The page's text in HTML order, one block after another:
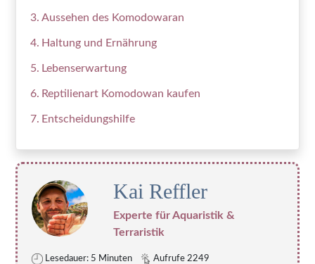
Aussehen des Komodowaran
Haltung und Ernährung
Lebenserwartung
Reptilienart Komodowan kaufen
Entscheidungshilfe
Kai Reffler
Experte für Aquaristik &
Terraristik
Lesedauer: 5 Minuten Aufrufe 2249